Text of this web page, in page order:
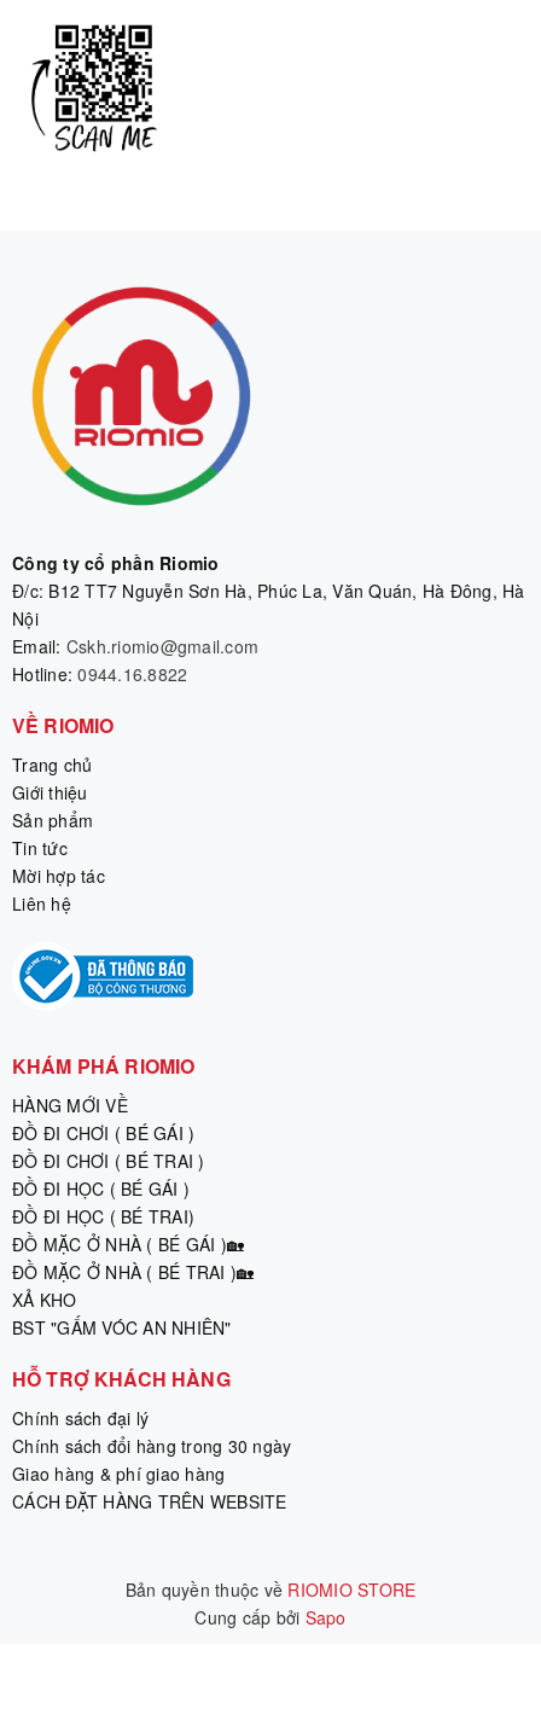
Công ty cổ phần Riomio
Đ/c: B12 TT7 Nguyễn Sơn Hà, Phúc La, Văn Quán, Hà Đông, Hà
Nội
Email: Cskh.riomio@gmail.com
Hotline:0944.16.8822
VỀ RIOMIO
Trang chủ
Giới thiệu
Sản phẩm
Tin tức
Mời hợp tác
Liên hệ
KHÁM PHÁ RIOMIO
HÀNG MỚI VỀ
ĐỒ ĐI CHƠI ( BÉ GÁI )
ĐỒ ĐI CHƠI ( BÉ TRAI )
ĐỒ ĐI HỌC ( BÉ GÁI )
ĐỒ ĐI HỌC ( BÉ TRAI)
ĐỒ MẶC Ở NHÀ ( BÉ GÁI )🏡
ĐỒ MẶC Ở NHÀ ( BÉ TRAI )🏡
XẢ KHO
BST "GẤM VÓC AN NHIÊN"
HỖ TRỢ KHÁCH HÀNG
Chính sách đại lý
Chính sách đổi hàng trong 30 ngày
Giao hàng & phí giao hàng
CÁCH ĐẶT HÀNG TRÊN WEBSITE
Bản quyền thuộc về RIOMIO STORE
|
Cung cấp bởi Sapo